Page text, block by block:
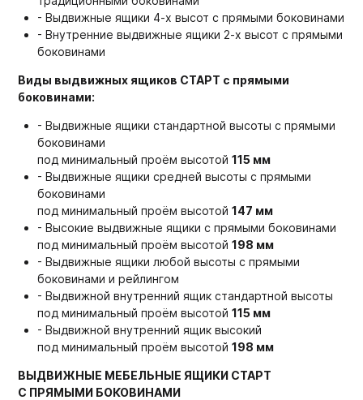
- Выдвижные ящики 4-х высот с прямыми боковинами
- Внутренние выдвижные ящики 2-х высот с прямыми
боковинами
Виды выдвижных ящиков СТАРТ с прямыми
боковинами:
- Выдвижные ящики стандартной высоты с прямыми
боковинами
под минимальный проём высотой115 мм
- Выдвижные ящики средней высоты с прямыми
боковинами
под минимальный проём высотой147 мм
- Высокие выдвижные ящики с прямыми боковинами
под минимальный проём высотой198 мм
- Выдвижные ящики любой высоты с прямыми
боковинами и рейлингом
- Выдвижной внутренний ящик стандартной высоты
под минимальный проём высотой115 мм
- Выдвижной внутренний ящик высокий
под минимальный проём высотой198 мм
ВЫДВИЖНЫЕ МЕБЕЛЬНЫЕ ЯЩИКИ СТАРТ
С ПРЯМЫМИ БОКОВИНАМИ